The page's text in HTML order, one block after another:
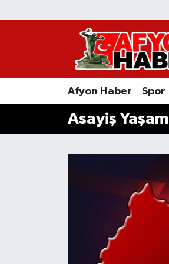
Afyon Haber Spor
Asayiş Yaşam
Afyon Haber
Spor
Asayiş Yaşam